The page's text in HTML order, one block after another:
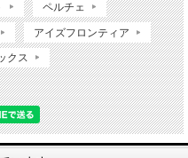
ペルチェ
アイズフロンティア
クス